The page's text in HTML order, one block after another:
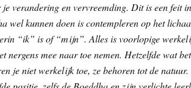
verandering en vervreemding. Dit is een feit
wel kunnen doen is contempleren op het
“ik” is of “mijn”. Alles is voorlopige
nergens mee naar toe nemen. Hetzelfde wat
je niet werkelijk toe, ze behoren tot de